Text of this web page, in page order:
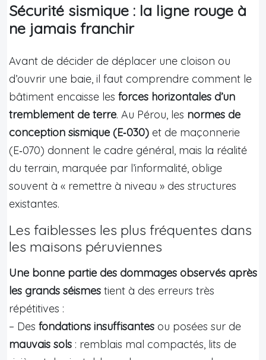
Sécurité sismique : la ligne rouge à
ne jamais franchir
Avant de décider de déplacer une cloison ou
d’ouvrir une baie, il faut comprendre comment le
bâtiment encaisse les forces horizontales d’un
tremblement de terre. Au Pérou, les normes de
conception sismique (E‑030) et de maçonnerie
(E‑070) donnent le cadre général, mais la réalité
du terrain, marquée par l’informalité, oblige
souvent à « remettre à niveau » des structures
existantes.
Les faiblesses les plus fréquentes dans
les maisons péruviennes
Une bonne partie des dommages observés après
les grands séismes tient à des erreurs très
répétitives :
– Des fondations insuffisantes ou posées sur de
mauvais sols : remblais mal compactés, lits de